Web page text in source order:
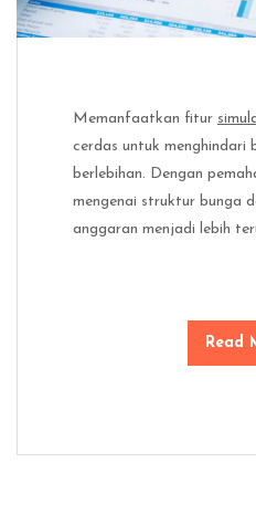
Memanfaatkan fitur
cerdas untuk menghindari
berlebihan. Dengan
mengenai struktur bunga
anggaran menjadi lebih
Read